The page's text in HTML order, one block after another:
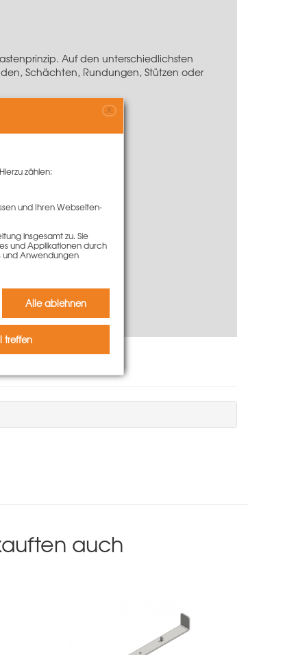
Auf den unterschiedlichsten
Schächten, Rundungen, Stützen oder
auch
X
zählen:
und Ihren Webseiten-
insgesamt zu. Sie
und Applikationen durch
und Anwendungen
Alle ablehnen
treffen